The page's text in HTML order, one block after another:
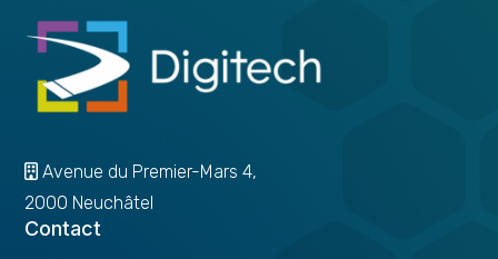
Avenue du Premier-Mars 4,
2000 Neuchâtel
Contact